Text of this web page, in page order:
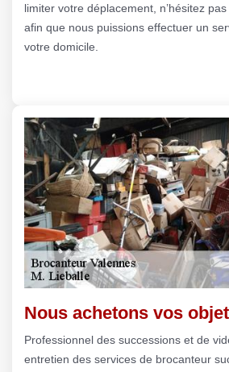
limiter votre déplacement, n’hésitez
afin que nous puissions effectuer un
votre domicile.
Nous achetons vos
Professionnel des successions et de
entretien des services de brocanteur